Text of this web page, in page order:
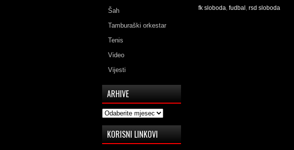
fk sloboda, fudbal , rsd sloboda
Šah
Tamburaški orkestar
Tenis
Video
Vijesti
ARHIVE
Arhive
KORISNI LINKOVI